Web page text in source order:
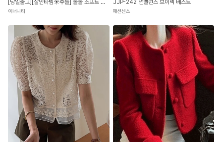
[당일출고][살안타템☀후들] 돌돌 소프트 텐셀 니트 가디건 4color
이너니티
JJP-242 언밸런스 브이넥 베스트
패션센스